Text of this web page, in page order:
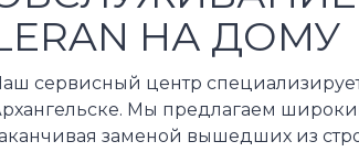
НА ДОМУ
сервисный центр
Мы предлагаем
заменой вышедших из